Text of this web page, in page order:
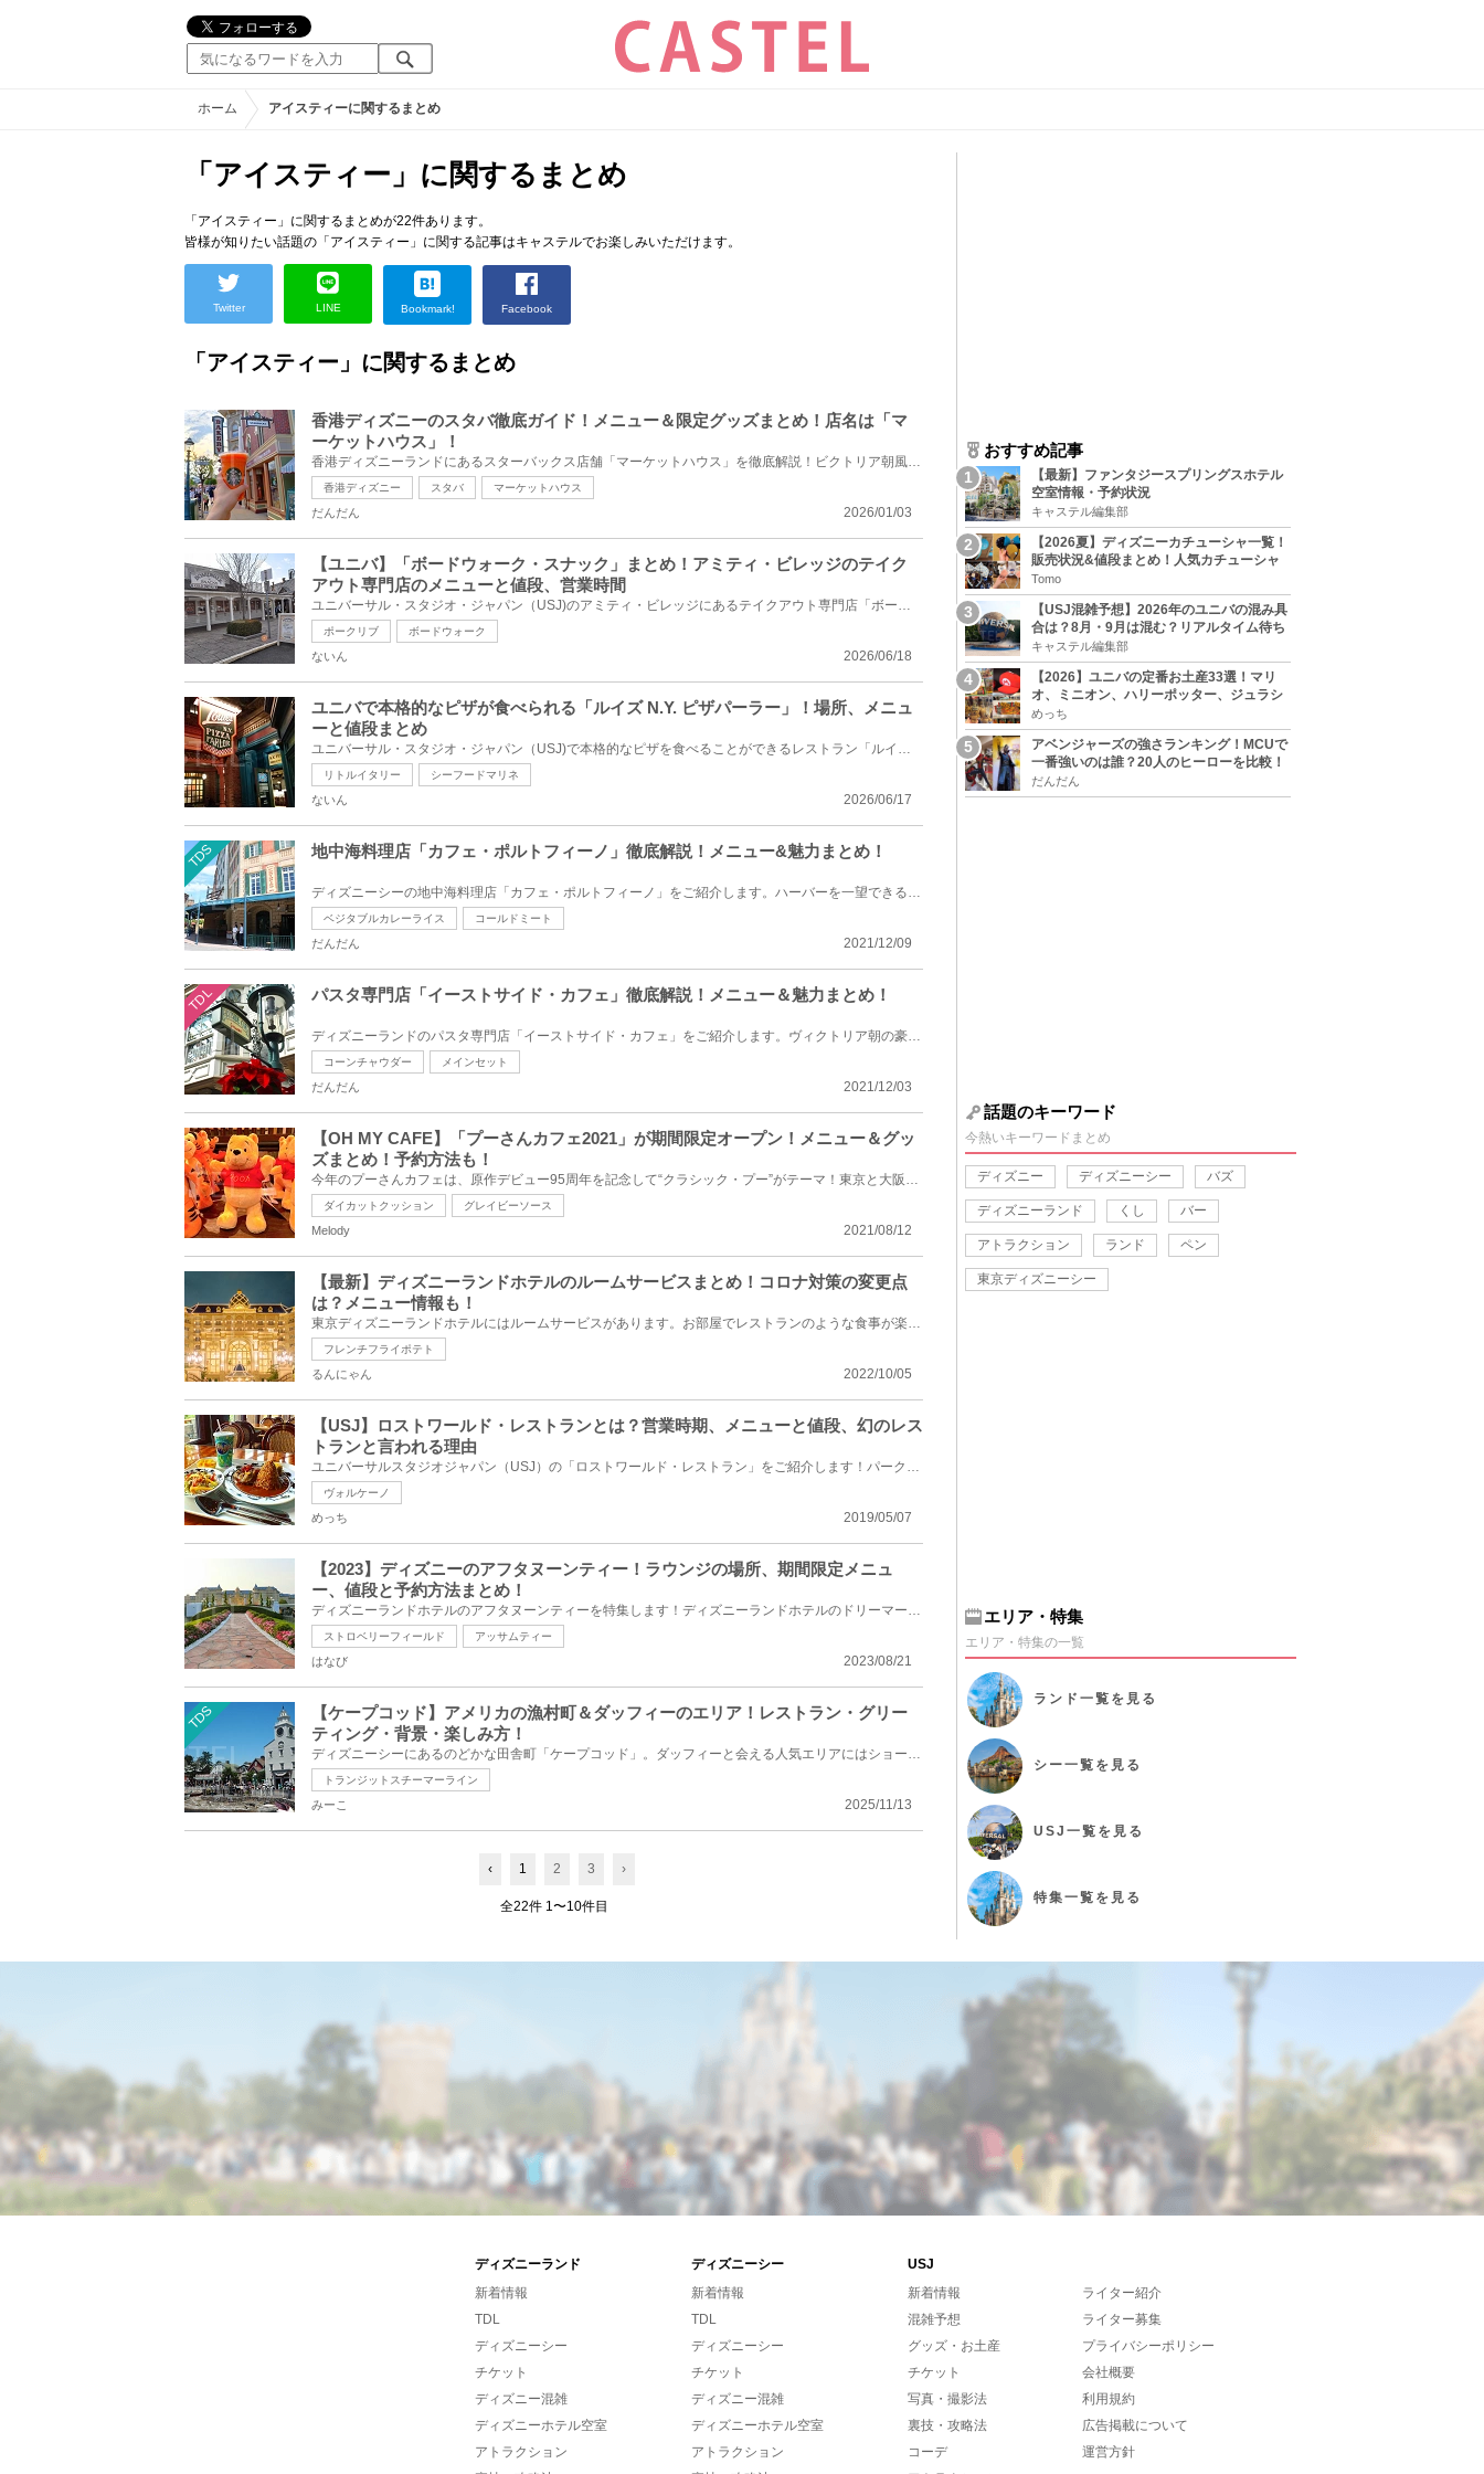
ホーム アイスティーに関するまとめ
「アイスティー」に関するまとめ
「アイスティー」に関するまとめが22件あります。
皆様が知りたい話題の「アイスティー」に関する記事はキャステルでお楽しみいただけます。
Twitter LINE Bookmark! Facebook
「アイスティー」に関するまとめ
香港ディズニーのスタバ徹底ガイド！メニュー＆限定グッズまとめ！店名は「マ
ーケットハウス」！
香港ディズニーランドにあるスターバックス店舗「マーケットハウス」を徹底解説！ビクトリア朝風の建物...
香港ディズニー スタバ マーケットハウス
2026/01/03
だんだん
【ユニバ】「ボードウォーク・スナック」まとめ！アミティ・ビレッジのテイク
アウト専門店のメニューと値段、営業時間
ユニバーサル・スタジオ・ジャパン（USJ)のアミティ・ビレッジにあるテイクアウト専門店「ボードウォー...
ポークリブ ボードウォーク
2026/06/18
ないん
ユニバで本格的なピザが食べられる「ルイズ N.Y. ピザパーラー」！場所、メニュ
ーと値段まとめ
ユニバーサル・スタジオ・ジャパン（USJ)で本格的なピザを食べることができるレストラン「ルイズ N.Y. ...
リトルイタリー シーフードマリネ
2026/06/17
ないん
TDS 地中海料理店「カフェ・ポルトフィーノ」徹底解説！メニュー&魅力まとめ！
ディズニーシーの地中海料理店「カフェ・ポルトフィーノ」をご紹介します。ハーバーを一望できる絶景が...
ベジタブルカレーライス コールドミート
2021/12/09
だんだん
TDL パスタ専門店「イーストサイド・カフェ」徹底解説！メニュー＆魅力まとめ！
ディズニーランドのパスタ専門店「イーストサイド・カフェ」をご紹介します。ヴィクトリア朝の豪華な店...
コーンチャウダー メインセット
2021/12/03
だんだん
【OH MY CAFE】「プーさんカフェ2021」が期間限定オープン！メニュー＆グッ
ズまとめ！予約方法も！
今年のプーさんカフェは、原作デビュー95周年を記念して“クラシック・プー”がテーマ！東京と大阪の2都市...
ダイカットクッション グレイビーソース
2021/08/12
Melody
【最新】ディズニーランドホテルのルームサービスまとめ！コロナ対策の変更点
は？メニュー情報も！
東京ディズニーランドホテルにはルームサービスがあります。お部屋でレストランのような食事が楽しめち...
フレンチフライポテト
2022/10/05
るんにゃん
【USJ】ロストワールド・レストランとは？営業時期、メニューと値段、幻のレス
トランと言われる理由
ユニバーサルスタジオジャパン（USJ）の「ロストワールド・レストラン」をご紹介します！パーク内に存在...
ヴォルケーノ
2019/05/07
めっち
【2023】ディズニーのアフタヌーンティー！ラウンジの場所、期間限定メニュ
ー、値段と予約方法まとめ！
ディズニーランドホテルのアフタヌーンティーを特集します！ディズニーランドホテルのドリーマーズ・ラ...
ストロベリーフィールド アッサムティー
2023/08/21
はなび
TDS
【ケープコッド】アメリカの漁村町＆ダッフィーのエリア！レストラン・グリー
ティング・背景・楽しみ方！
ディズニーシーにあるのどかな田舎町「ケープコッド」。ダッフィーと会える人気エリアにはショーレスト...
トランジットスチーマーライン
2025/11/13
みーこ
‹ 1 2 3 ›
全22件 1〜10件目
おすすめ記事
【最新】ファンタジースプリングスホテル
空室情報・予約状況
キャステル編集部
【2026夏】ディズニーカチューシャ一覧！
販売状況&値段まとめ！人気カチューシャ
をチェック
Tomo
【USJ混雑予想】2026年のユニバの混み具
合は？8月・9月は混む？リアルタイム待ち
時間アプリも
キャステル編集部
【2026】ユニバの定番お土産33選！マリ
オ、ミニオン、ハリーポッター、ジュラシ
ックパーク、セサミ、SINGなどのグッズ情
報
めっち
アベンジャーズの強さランキング！MCUで
一番強いのは誰？20人のヒーローを比較！
だんだん
話題のキーワード
今熱いキーワードまとめ
ディズニー ディズニーシー バズ
ディズニーランド くし バー
アトラクション ランド ペン
東京ディズニーシー
エリア・特集
エリア・特集の一覧
ランド 一覧を見る
シー一覧を見る
USJ 一覧を見る
特集一覧を見る
ディズニーランド ディズニーシー
USJ
新着情報
TDL
ディズニーシー
チケット
ディズニー混雑
ディズニーホテル空室
アトラクション
新着情報
TDL
ディズニーシー
チケット
ディズニー混雑
ディズニーホテル空室
アトラクション
新着情報
混雑予想
グッズ・お土産
チケット
写真・撮影法
裏技・攻略法
コーデ
ライター紹介
ライター募集
プライバシーポリシー
会社概要
利用規約
広告掲載について
運営方針